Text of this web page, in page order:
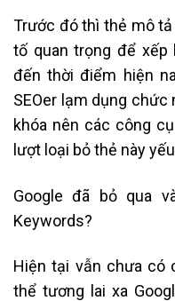
Trước đó thì thẻ mô
tố quan trọng để xếp
đến thời điểm hiện
SEOer lạm dụng
khóa nên các công
lượt loại bỏ thẻ này
Google đã bỏ qua
Keywords?
Hiện tại vẫn chưa có
thể tương lai xa